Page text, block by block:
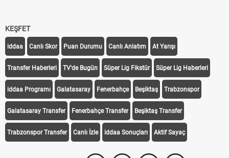
KEŞFET
iddaa Canlı Skor Puan Durumu Canlı Anlatım At Yarışı
Transfer Haberleri TV'de Bugün Süper Lig Fikstür Süper Lig Haberleri
iddaa Programı Galatasaray Fenerbahçe Beşiktaş Trabzonspor
Galatasaray Transfer Fenerbahçe Transfer Beşiktaş Transfer
Trabzonspor Transfer Canlı İzle iddaa Sonuçları Aktif Sayaç